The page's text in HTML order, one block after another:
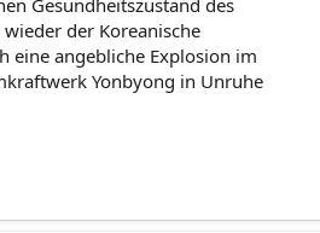
der Koreanische
eine angebliche Explosion im
Yonbyong in Unruhe